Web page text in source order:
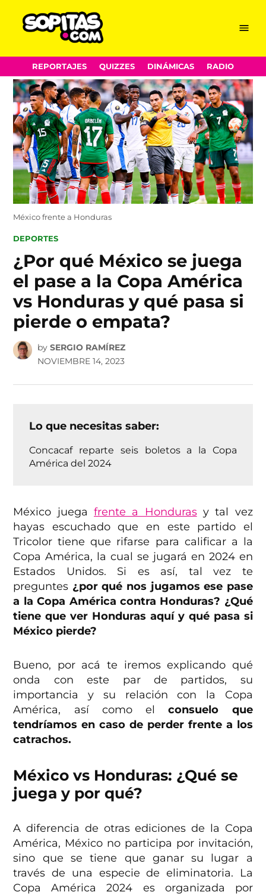
Skip
to
content
Menu
REPORTAJES QUIZZES DINÁMICAS RADIO
México frente a Honduras
POSTED
DEPORTES
¿Por qué México se juega
el pase a la Copa América
vs Honduras y qué pasa si
pierde o empata?
by SERGIO RAMÍREZ
NOVIEMBRE 14, 2023
Lo que necesitas saber:
Concacaf reparte seis boletos a la Copa
América del 2024
México juegafrente a Hondurasy tal vez
hayas escuchado que en este partido el
Tricolor tiene que rifarse para calificar a la
Copa América, la cual se jugará en 2024 en
Estados Unidos. Si es así, tal vez te
preguntes ¿por qué nos jugamos ese pase
a la Copa América contra Honduras? ¿Qué
tiene que ver Honduras aquí y qué pasa si
México pierde?
Bueno, por acá te iremos explicando qué
onda con este par de partidos, su
importancia y su relación con la Copa
América, así como elconsuelo que
tendríamos en caso de perder frente a los
catrachos.
México vs Honduras: ¿Qué se
juega y por qué?
A diferencia de otras ediciones de la Copa
América, México no participa por invitación,
sino que se tiene que ganar su lugar a
través de una especie de eliminatoria. La
Copa América 2024 es organizada por